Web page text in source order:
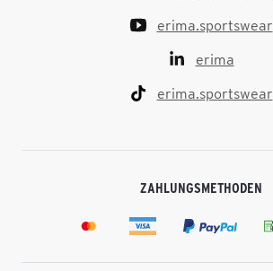
erima.sportswear
erima
erima.sportswear
ZAHLUNGSMETHODEN